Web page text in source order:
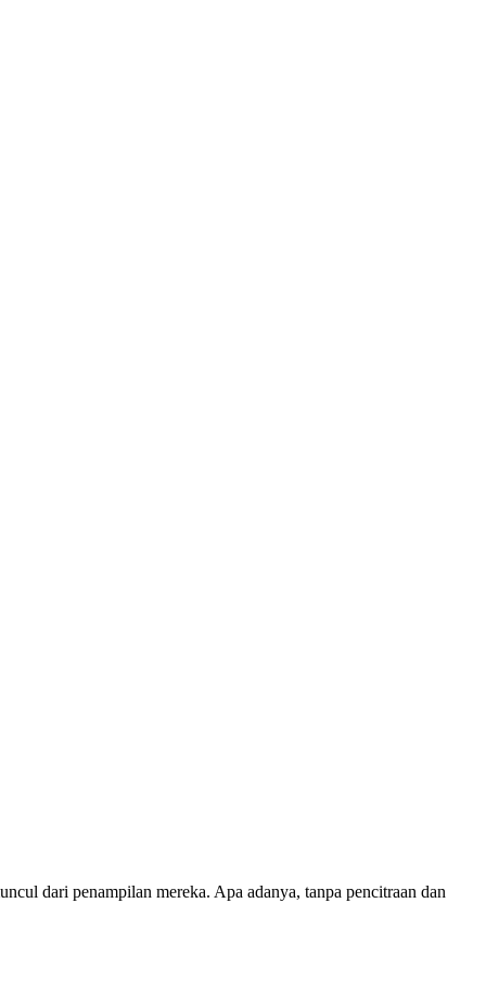
dari penampilan mereka. Apa adanya, tanpa pencitraan dan